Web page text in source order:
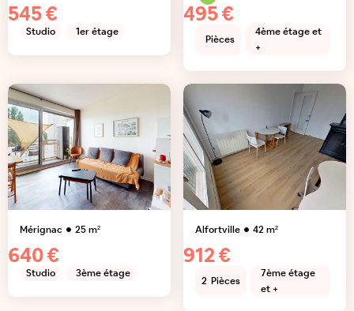
545 €
Studio 1er étage
495 €
Pièces
4ème étage et
+
Mérignac 25m²
640 €
Studio 3ème étage
Alfortville 42m²
912 €
2 Pièces
7ème étage
et +